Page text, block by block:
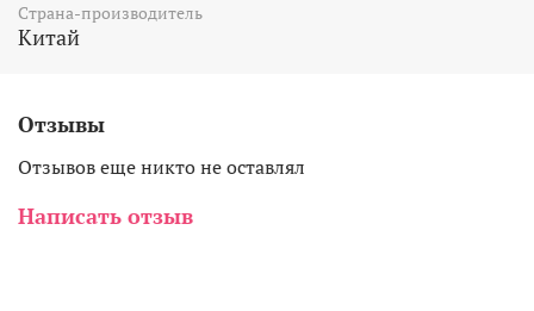
Страна-производитель
Китай
Отзывы
Отзывов еще никто не оставлял
Написать отзыв